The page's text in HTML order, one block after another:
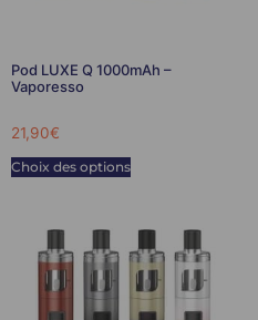
Pod LUXE Q 1000mAh –
Vaporesso
21,90€
Choix des options